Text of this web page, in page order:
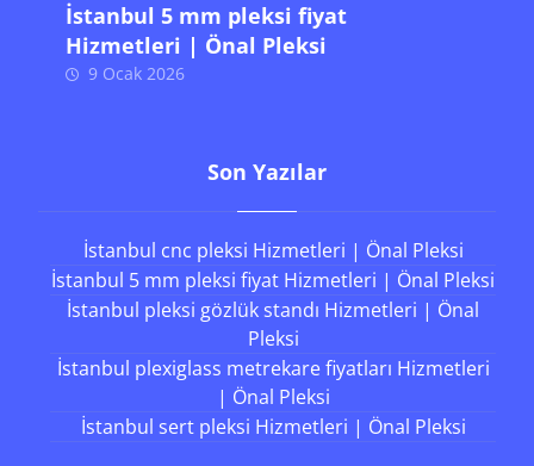
İstanbul 5 mm pleksi fiyat
Hizmetleri | Önal Pleksi
9 Ocak 2026
Son Yazılar
İstanbul cnc pleksi Hizmetleri | Önal Pleksi
İstanbul 5 mm pleksi fiyat Hizmetleri | Önal Pleksi
İstanbul pleksi gözlük standı Hizmetleri | Önal
Pleksi
İstanbul plexiglass metrekare fiyatları Hizmetleri
| Önal Pleksi
İstanbul sert pleksi Hizmetleri | Önal Pleksi